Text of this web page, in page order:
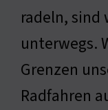
radeln,
unterwegs.
Grenzen
Radfahren